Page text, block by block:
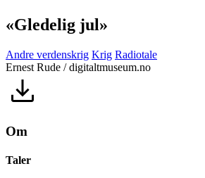
«Gledelig jul»
Andre verdenskrig Krig Radiotale
Ernest Rude / digitaltmuseum.no
Om
Taler